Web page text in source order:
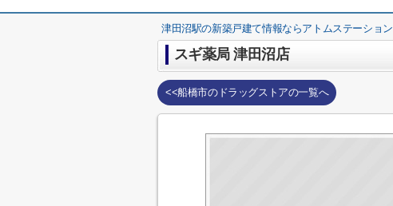
津田沼駅の新築戸建て情報ならアトムステーション
スギ薬局 津田沼店
<<船橋市のドラッグストアの一覧へ